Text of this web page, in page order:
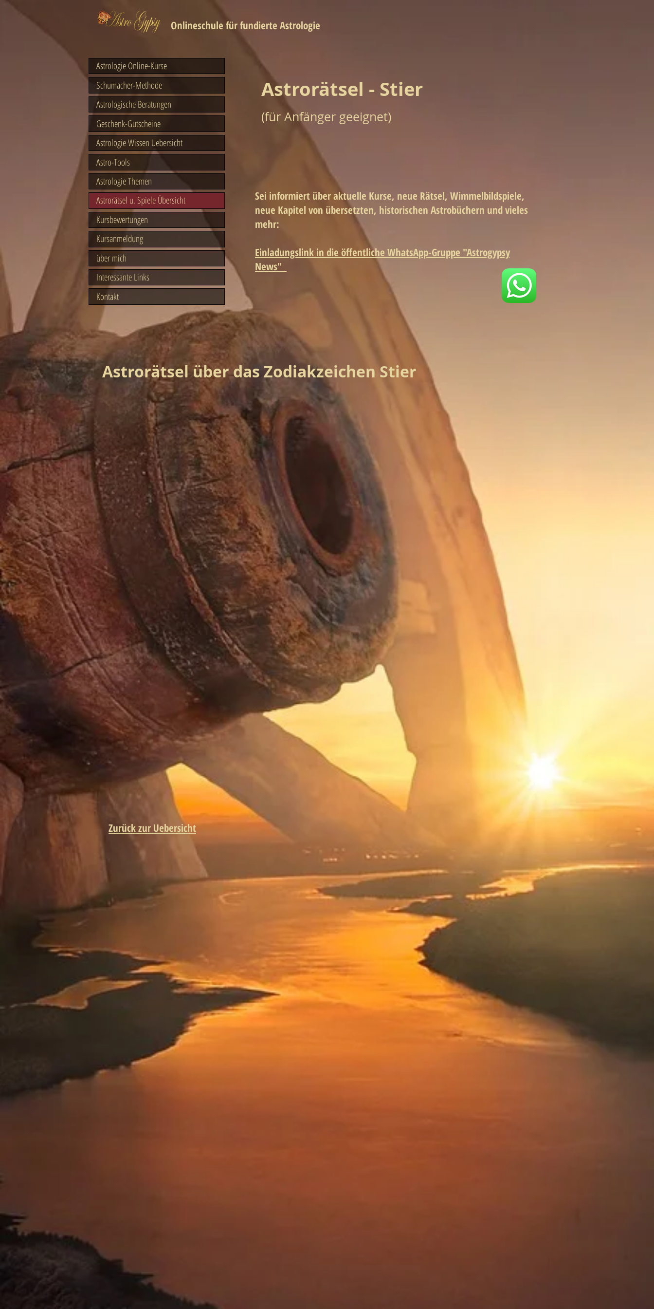
Onlineschule für fundierte Astrologie
Astrorätsel - Stier
(für Anfänger geeignet)
Sei informiert über aktuelle Kurse, neue Rätsel, Wimmelbildspiele,
neue Kapitel von übersetzten, historischen Astrobüchern und vieles
mehr:
Einladungslink in die öffentliche WhatsApp-Gruppe "Astrogypsy
News"
Astrorätsel über das Zodiakzeichen Stier
Zurück zur Uebersicht
Astrologie Online-Kurse
Schumacher-Methode
Astrologische Beratungen
Geschenk-Gutscheine
Astrologie Wissen Uebersicht
Astro-Tools
Astrologie Themen
Astrorätsel u. Spiele Übersicht
Kursbewertungen
Kursanmeldung
über mich
Interessante Links
Kontakt